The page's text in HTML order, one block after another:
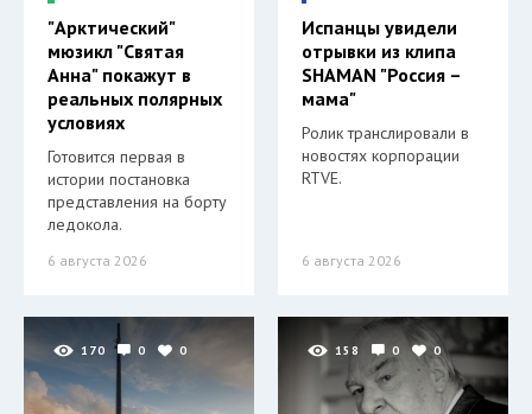
"Арктический"
мюзикл "Святая
Анна" покажут в
реальных полярных
условиях
Готовится первая в
истории постановка
представления на борту
ледокола.
6 августа 2026
Испанцы увидели
отрывки из клипа
SHAMAN "Россия –
мама"
Ролик транслировали в
новостях корпорации
RTVE.
6 августа 2026
170 0 0 158 0 0